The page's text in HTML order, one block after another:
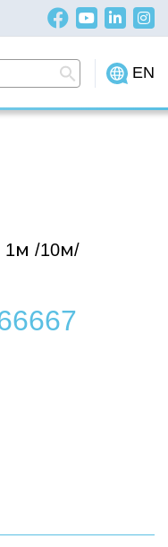
EN
1м /10м/